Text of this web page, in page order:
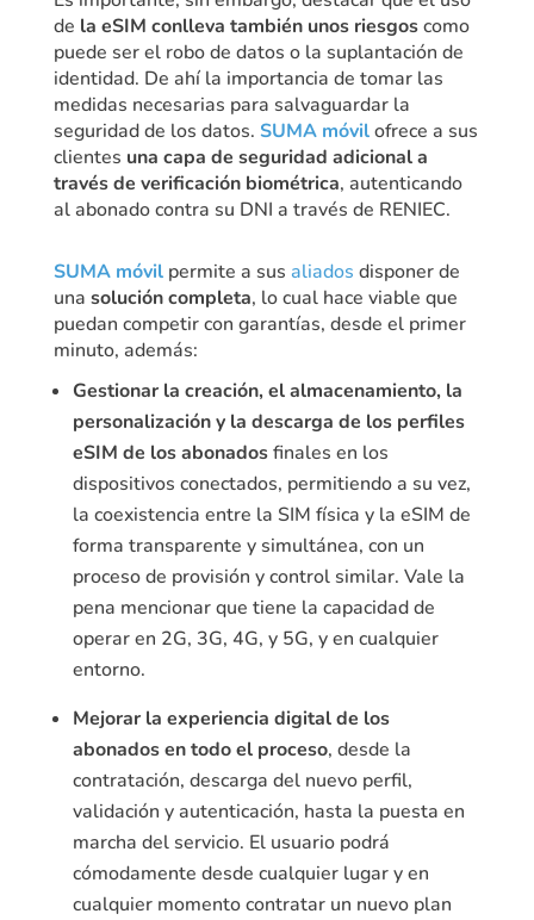
de la eSIM conlleva también unos riesgoscomo
puede ser el robo de datos o la suplantación de
identidad. De ahí la importancia de tomar las
medidas necesarias para salvaguardar la
seguridad de los datos. SUMA móvilofrece a sus
clientes una capa de seguridad adicional a
través de verificación biométrica, autenticando
al abonado contra su DNI a través de RENIEC.
SUMA móvilpermite a sus aliados disponer de
una solución completa, lo cual hace viable que
puedan competir con garantías, desde el primer
minuto, además:
Gestionar la creación, el almacenamiento, la
personalización y la descarga de los perfiles
eSIM de los abonadosfinales en los
dispositivos conectados, permitiendo a su vez,
la coexistencia entre la SIM física y la eSIM de
forma transparente y simultánea, con un
proceso de provisión y control similar. Vale la
pena mencionar que tiene la capacidad de
operar en 2G, 3G, 4G, y 5G, y en cualquier
entorno.
Mejorar la experiencia digital de los
abonados en todo el proceso, desde la
contratación, descarga del nuevo perfil,
validación y autenticación, hasta la puesta en
marcha del servicio. El usuario podrá
cómodamente desde cualquier lugar y en
cualquier momento contratar un nuevo plan